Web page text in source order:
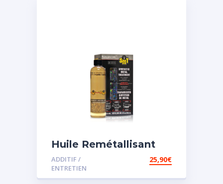
Huile Remétallisant
Moteur SMT2
ADDITIF /
ENTRETIEN
25,90€